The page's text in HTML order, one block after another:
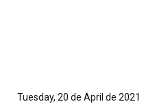
Tuesday, 20 de April de 2021